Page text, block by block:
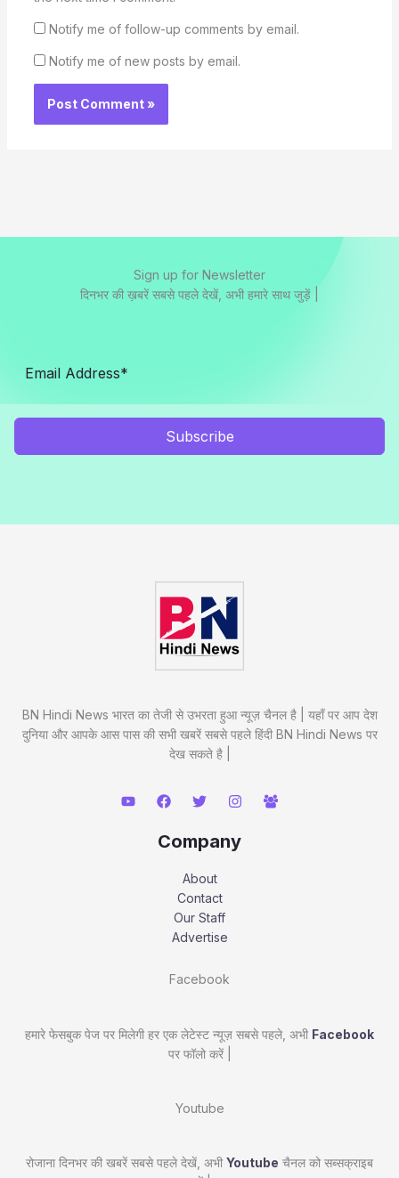
Notify me of follow-up comments by email.
Notify me of new posts by email.
Sign up for Newsletter
दिनभर की ख़बरें सबसे पहले देखें, अभी हमारे साथ जुड़ें |
Subscribe
BN Hindi News भारत का तेजी से उभरता हुआ न्यूज़ चैनल है | यहाँ पर आप देश
दुनिया और आपके आस पास की सभी खबरें सबसे पहले हिंदी BN Hindi News पर
देख सकते है |
Company
About
Contact
Our Staff
Advertise
Facebook
हमारे फेसबुक पेज पर मिलेगी हर एक लेटेस्ट न्यूज़ सबसे पहले, अभी Facebook
पर फॉलो करें |
Youtube
रोजाना दिनभर की खबरें सबसे पहले देखें, अभी Youtube चैनल को सब्सक्राइब